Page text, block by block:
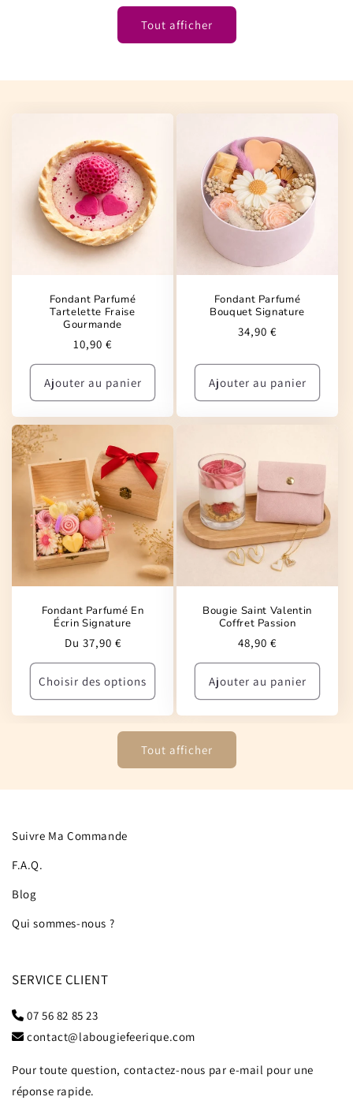
Tout afficher
Fondant Parfumé
Tartelette Fraise
Gourmande
Prix
habituel
10,90 €
Ajouter au panier
Fondant Parfumé
Bouquet Signature
Prix
34,90 €
Ajouter au panier
Fondant Parfumé En
Écrin Signature
Prix
habituel
Du 37,90 €
Choisir des options
Bougie Saint Valentin
Coffret Passion
Prix
habituel
48,90 €
Ajouter au panier
Tout afficher
Suivre Ma Commande
F.A.Q.
Blog
Qui sommes-nous ?
SERVICE CLIENT
07 56 82 85 23
contact@labougiefeerique.com
Pour toute question, contactez-nous par e-mail pour une
réponse rapide.